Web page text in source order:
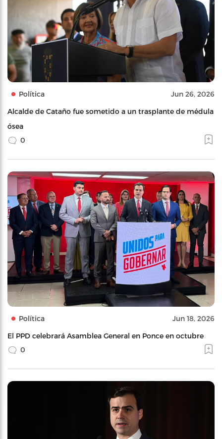
Política Jun 26, 2026
Alcalde de Cataño fue sometido a un trasplante de médula
ósea
0
Política Jun 18, 2026
El PPD celebrará Asamblea General en Ponce en octubre
0